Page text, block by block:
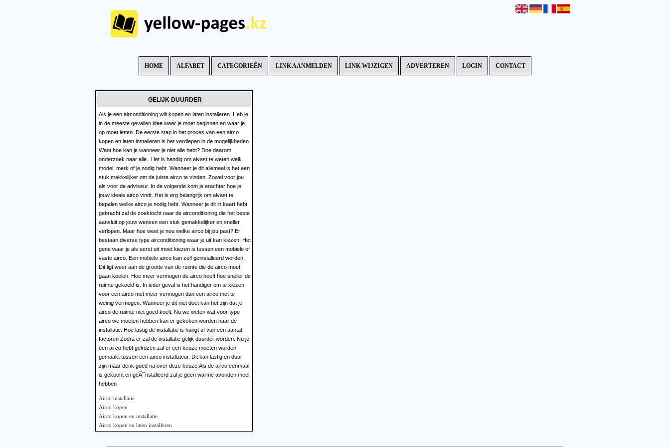
HOME ALFABET CATEGORIEËN LINK AANMELDEN LINK WIJZIGEN ADVERTEREN LOGIN CONTACT
GELIJK DUURDER
Als je een airconditioning wilt kopen en laten installeren. Heb je
in de meeste gevallen idee waar je moet beginnen en waar je
op moet letten. De eerste stap in het proces van een airco
kopen en laten installeren is het verdiepen in de mogelijkheden.
Want hoe kan je wanneer je niet alle hebt? Doe daarom
onderzoek naar alle . Het is handig om alvast te weten welk
model, merk of je nodig hebt. Wanneer je dit allemaal is het een
stuk makkelijker om de juiste airco te vinden. Zowel voor jou
als voor de adviseur. In de volgende kom je erachter hoe je
jouw ideale airco vindt. Het is erg belangrijk om alvast te
bepalen welke airco je nodig hebt. Wanneer je dit in kaart hebt
gebracht zal de zoektocht naar de airconditioning die het beste
aansluit op jouw wensen een stuk gemakkelijker en sneller
verlopen. Maar hoe weet je nou welke airco bij jou past? Er
bestaan diverse type airconditioning waar je uit kan kiezen. Het
gene waar je als eerst uit moet kiezen is tussen een mobiele of
vaste airco. Een mobiele airco kan zelf geinstalleerd worden.
Dit ligt weer aan de grootte van de ruimte die de airco moet
gaan koelen. Hoe meer vermogen de airco heeft hoe sneller de
ruimte gekoeld is. In ieder geval is het handiger om te kiezen
voor een airco met meer vermogen dan een airco met te
weinig vermogen. Wanneer je dit niet doet kan het zijn dat je
airco de ruimte niet goed koelt. Nu we weten wat voor type
airco we moeten hebben kan er gekeken worden naar de
installatie. Hoe lastig de installatie is hangt af van een aantal
factoren Zodra er zal de installatie gelijk duurder worden. Nu je
een airco hebt gekozen zal er een keuze moeten worden
gemaakt tussen een airco installateur. Dit kan lastig en duur
zijn maar denk goed na over deze keuze.Als de airco eenmaal
is gekocht en geÃ¯nstalleerd zal je geen warme avonden meer
hebben
Airco installatie
Airco kopen
Airco kopen en installatie
Airco kopen en laten installeren